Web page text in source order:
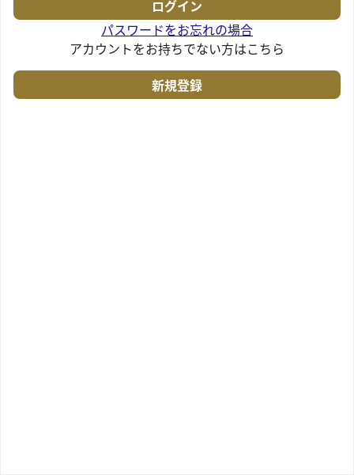
パスワードをお忘れの場合
アカウントをお持ちでない方はこちら
新規登録